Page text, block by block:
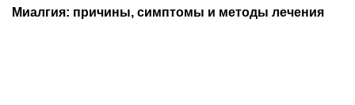
Миалгия: причины, симптомы и методы лечения